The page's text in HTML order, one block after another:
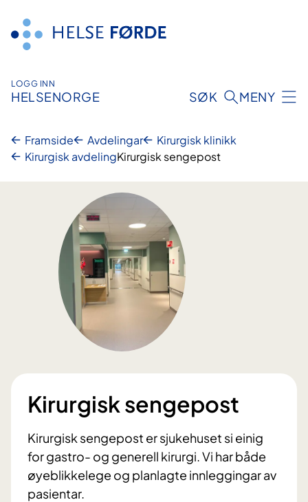
innhald
LOGG INN
HELSENORGE SØK MENY
Framside Avdelingar
Kirurgisk klinikk
Kirurgisk avdelingKirurgisk sengepost
Kirurgisk sengepost
Kirurgisk sengepost er sjukehuset si einig
for gastro- og generell kirurgi. Vi har både
øyeblikkelege og planlagte innleggingar av
pasientar.